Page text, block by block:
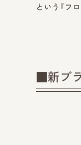
という『フ
■新ブ